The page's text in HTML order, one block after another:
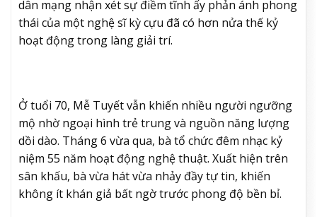
dân mạng nhận xét sự điềm tĩnh ấy phản ánh phong
thái của một nghệ sĩ kỳ cựu đã có hơn nửa thế kỷ
hoạt động trong làng giải trí.
Ở tuổi 70, Mễ Tuyết vẫn khiến nhiều người ngưỡng
mộ nhờ ngoại hình trẻ trung và nguồn năng lượng
dồi dào. Tháng 6 vừa qua, bà tổ chức đêm nhạc kỷ
niệm 55 năm hoạt động nghệ thuật. Xuất hiện trên
sân khấu, bà vừa hát vừa nhảy đầy tự tin, khiến
không ít khán giả bất ngờ trước phong độ bền bỉ.